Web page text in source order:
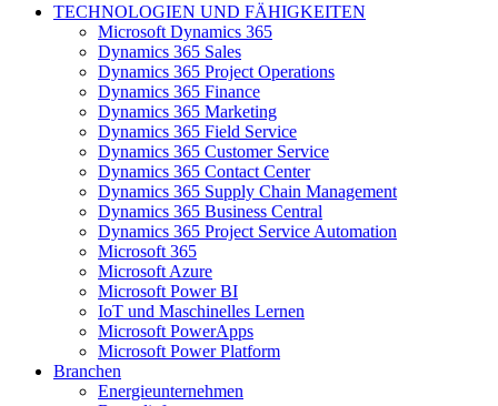
TECHNOLOGIEN UND FÄHIGKEITEN
Microsoft Dynamics 365
Dynamics 365 Sales
Dynamics 365 Project Operations
Dynamics 365 Finance
Dynamics 365 Marketing
Dynamics 365 Field Service
Dynamics 365 Customer Service
Dynamics 365 Contact Center
Dynamics 365 Supply Chain Management
Dynamics 365 Business Central
Dynamics 365 Project Service Automation
Microsoft 365
Microsoft Azure
Microsoft Power BI
IoT und Maschinelles Lernen
Microsoft PowerApps
Microsoft Power Platform
Branchen
Energieunternehmen